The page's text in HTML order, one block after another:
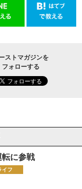
ストマガジンを
フォローする
に参戦
イフ